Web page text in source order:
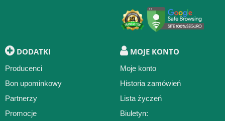
DODATKI
Producenci
Bon upominkowy
Partnerzy
Promocje
MOJE KONTO
Moje konto
Historia zamówień
Lista życzeń
Biuletyn: